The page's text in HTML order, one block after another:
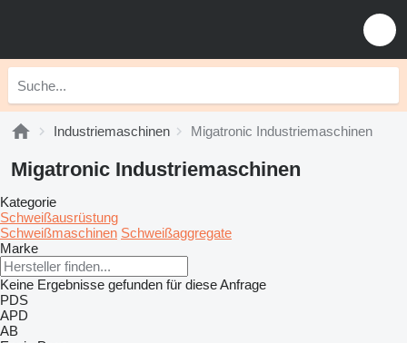
Industriemaschinen Migatronic Industriemaschinen
Migatronic Industriemaschinen
Kategorie
Schweißausrüstung
Schweißmaschinen Schweißaggregate
Marke
Keine Ergebnisse gefunden für diese Anfrage
PDS
APD
AB